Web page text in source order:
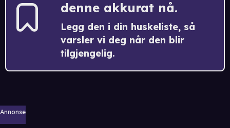
denne akkurat nå.
Legg den i din huskeliste, så
varsler vi deg når den blir
tilgjengelig.
Annonse